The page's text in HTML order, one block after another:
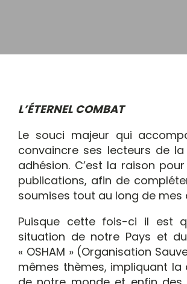
L’ÉTERNEL COMBAT
Le souci majeur qui
convaincre ses lecteurs de
adhésion. C’est la raison pour
publications, afin de
soumises tout au long de
Puisque cette fois-ci il est
situation de notre Pays et
« OSHAM » (Organisation
mêmes thèmes, impliquant